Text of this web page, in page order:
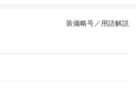
装備略号／用語解説